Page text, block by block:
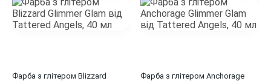
Фарба з глітером Blizzard
Фарба з глітером Anchorage